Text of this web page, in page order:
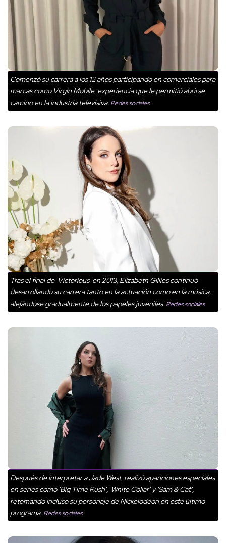
Comenzó su carrera a los 12 años participando en comerciales para
marcas como Virgin Mobile, experiencia que le permitió abrirse
camino en la industria televisiva. Redes sociales
Tras el final de 'Victorious' en 2013, Elizabeth Gillies continuó
desarrollando su carrera tanto en la actuación como en la música,
alejándose gradualmente de los papeles juveniles. Redes sociales
Después de interpretar a Jade West, realizó apariciones especiales
en series como 'Big Time Rush', 'White Collar' y 'Sam & Cat',
retomando incluso su personaje de Nickelodeon en este último
programa. Redes sociales